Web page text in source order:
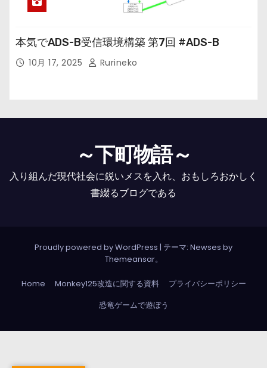
本気でADS-B受信環境構築 第7回 #ADS-B
10月 17, 2025 Rurineko
～下町物語～
入り組んだ現代社会に鋭いメスを入れ、おもしろおかしく
書綴るブログである
Proudly powered by WordPress | テーマ: Newses by
Themeansar。
Home Monkey125改造に関する資料
プライバシーポリシー
恐竜ゲームで遊ぼう